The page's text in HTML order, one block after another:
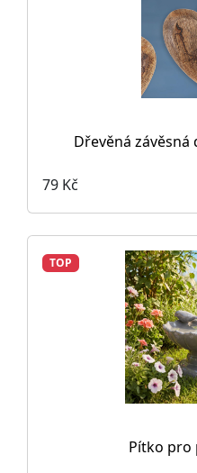
Dřevěná závěsná
79 Kč
TOP
Pítko pro